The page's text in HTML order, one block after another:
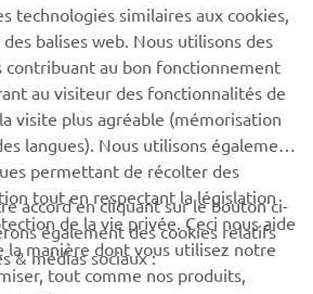
line-up »
technologies similaires aux cookies,
balises web. Nous utilisons des
contribuant au bon fonctionnement
au visiteur des fonctionnalités de
visite plus agréable (mémorisation
langues). Nous utilisons également
permettant de récolter des
tout en respectant la législation
de la vie privée. Ceci nous aide
la manière dont vous utilisez notre
tout comme nos produits,
accord en cliquant sur le bouton ci-
également des cookies relatifs
& médias sociaux :